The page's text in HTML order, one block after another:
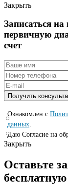
Закрыть
Записаться
первичную
счет
Ознакомлен с
данных.
Даю Согласие на
Закрыть
Оставьте